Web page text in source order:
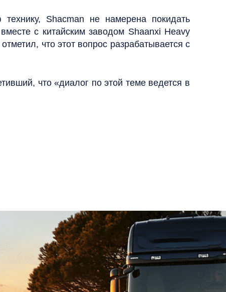
Shacman не намерена покидать
с китайским заводом Shaanxi Heavy
что этот вопрос разрабатывается с
что «диалог по этой теме ведется в